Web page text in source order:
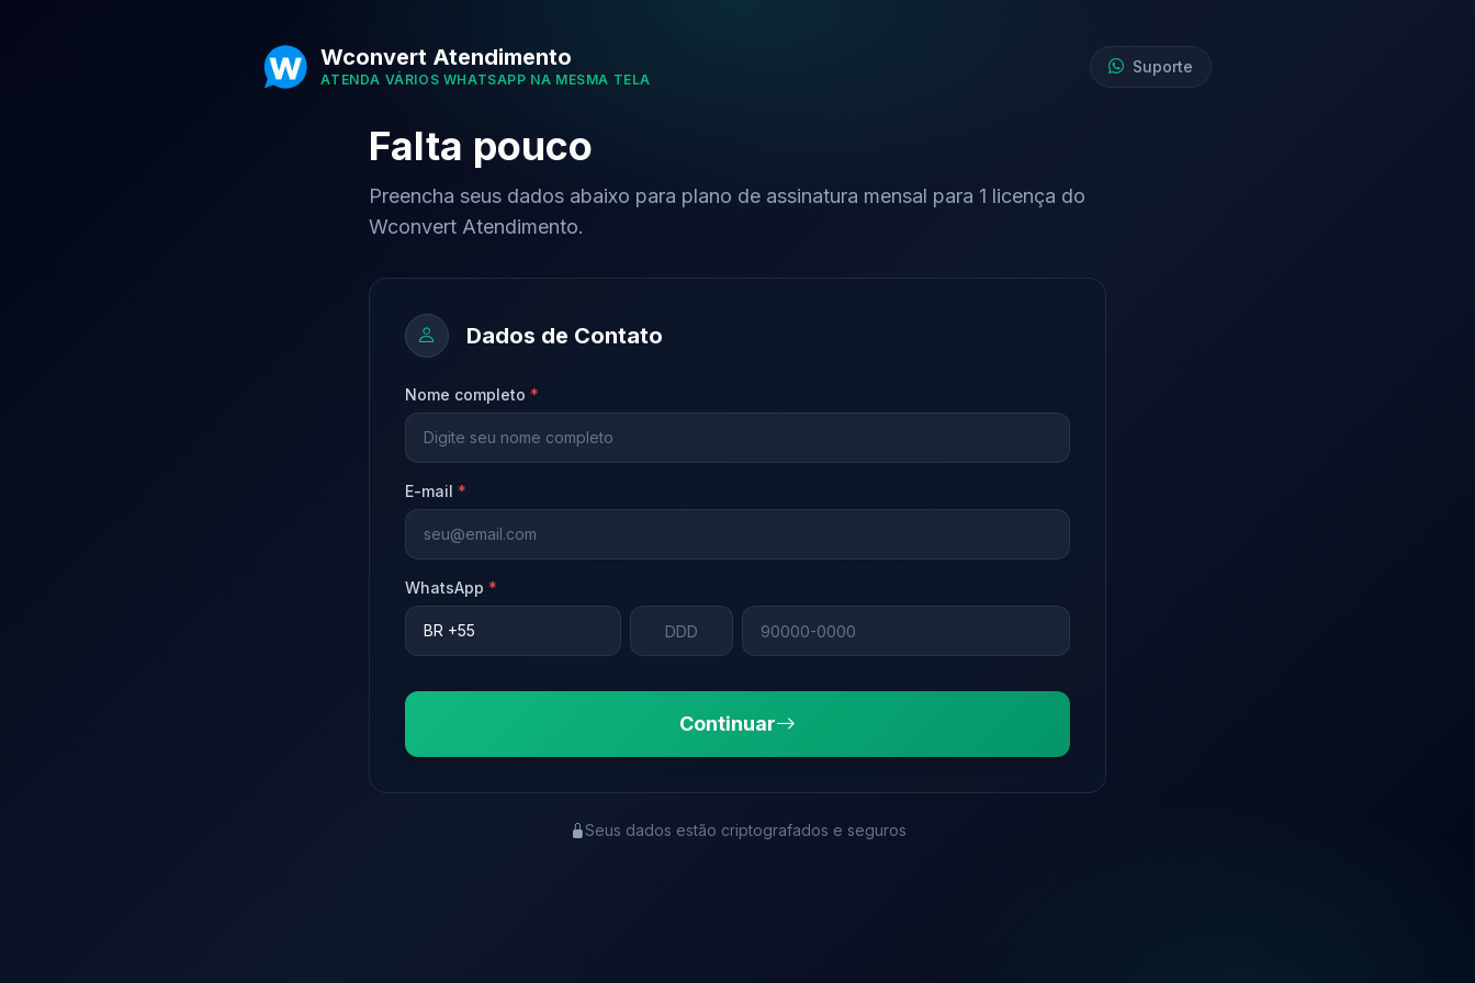
Wconvert Atendimento
ATENDA VÁRIOS WHATSAPP NA MESMA TELA
Suporte
Falta pouco
Preencha seus dados abaixo para plano de assinatura mensal para 1 licença do
Wconvert Atendimento.
Dados de Contato
Nome completo *
E-mail *
WhatsApp *
Continuar
Seus dados estão criptografados e seguros